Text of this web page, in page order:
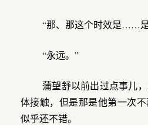
“那、那这个时效是……
“永远。”
蒲望舒以前出过点事儿
体接触，但是那是他第一次
似乎还不错。